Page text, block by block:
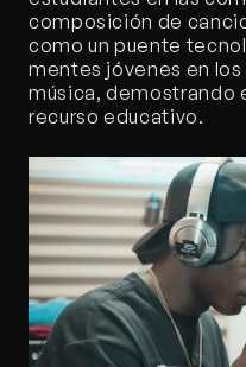
composición de
como un puente
mentes jóvenes en
música, demostrando
recurso educativo.